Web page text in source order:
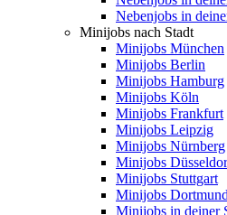
Nebenjobs in
Minijobs nach Stadt
Minijobs München
Minijobs Berlin
Minijobs Hamburg
Minijobs Köln
Minijobs Frankfurt
Minijobs Leipzig
Minijobs Nürnberg
Minijobs
Minijobs Stuttgart
Minijobs Dortmund
Minijobs in deiner